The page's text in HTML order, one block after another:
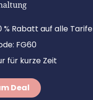
% Rabatt auf alle Tarife
FG60
für kurze Zeit
Deal